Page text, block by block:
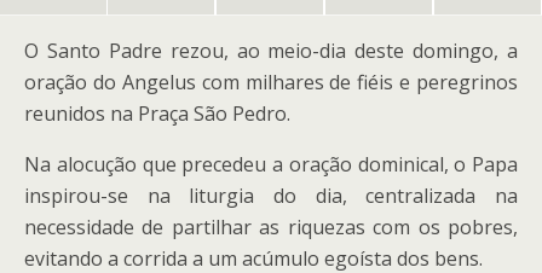
O Santo Padre rezou, ao meio-dia deste domingo, a
oração do Angelus com milhares de fiéis e peregrinos
reunidos na Praça São Pedro.
Na alocução que precedeu a oração dominical, o Papa
inspirou-se na liturgia do dia, centralizada na
necessidade de partilhar as riquezas com os pobres,
evitando a corrida a um acúmulo egoísta dos bens.